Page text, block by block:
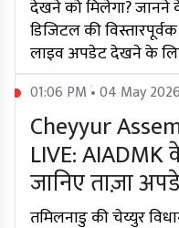
देखने को मिलेगा?
डिजिटल की
लाइव अपडेट देखने के
01:06 PM • 04 May 2026
Cheyyur
LIVE: AIADMK
जानिए ताज़ा
तमिलनाडु की चेय्युर